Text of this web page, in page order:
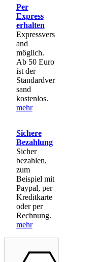
Per
Express
erhalten
Expressvers
and
möglich.
Ab 50 Euro
ist der
Standardver
sand
kostenlos.
mehr
Sichere
Bezahlung
Sicher
bezahlen,
zum
Beispiel mit
Paypal, per
Kreditkarte
oder per
Rechnung.
mehr